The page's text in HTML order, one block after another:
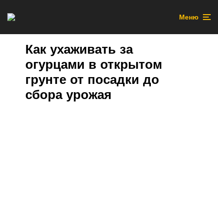
Меню
Как ухаживать за
огурцами в открытом
грунте от посадки до
сбора урожая